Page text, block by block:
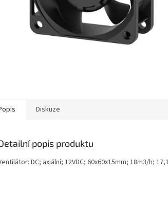
Diskuze
popis produktu
DC; axiální; 12VDC; 60x60x15mm; 18m3/h;